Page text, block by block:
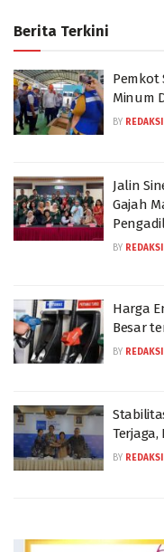
Berita Terkini
Pemkot
Minum
BY REDAKSI
Jalin
Gajah
BY REDAKSI
Harga
Besar
BY REDAKSI
BY REDAKSI